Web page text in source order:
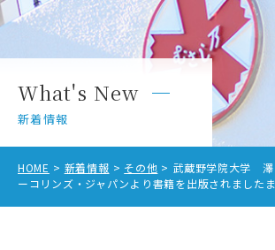
教育の特色
学校生活
中学校入試
高校入試
What's New
新着情報
HOME 新着情報 その他
武蔵野学院大学 澤
ーコリンズ・ジャパンより書籍を出版されました